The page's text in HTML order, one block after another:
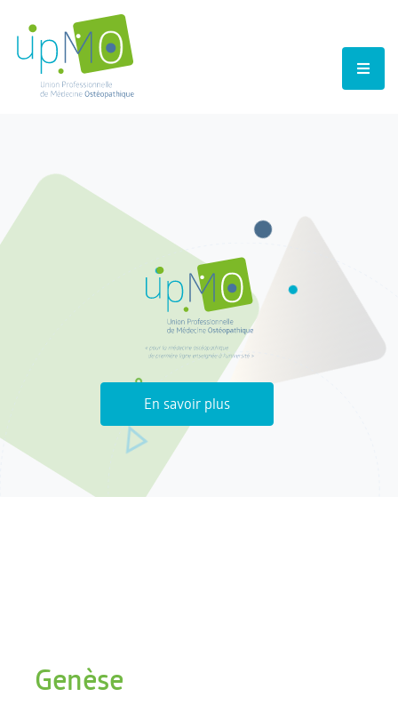
En savoir plus
Genèse